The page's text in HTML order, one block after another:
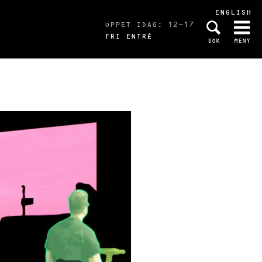
ENGLISH
ÖPPET IDAG: 12-17
FRI ENTRÉ
SÖK MENY